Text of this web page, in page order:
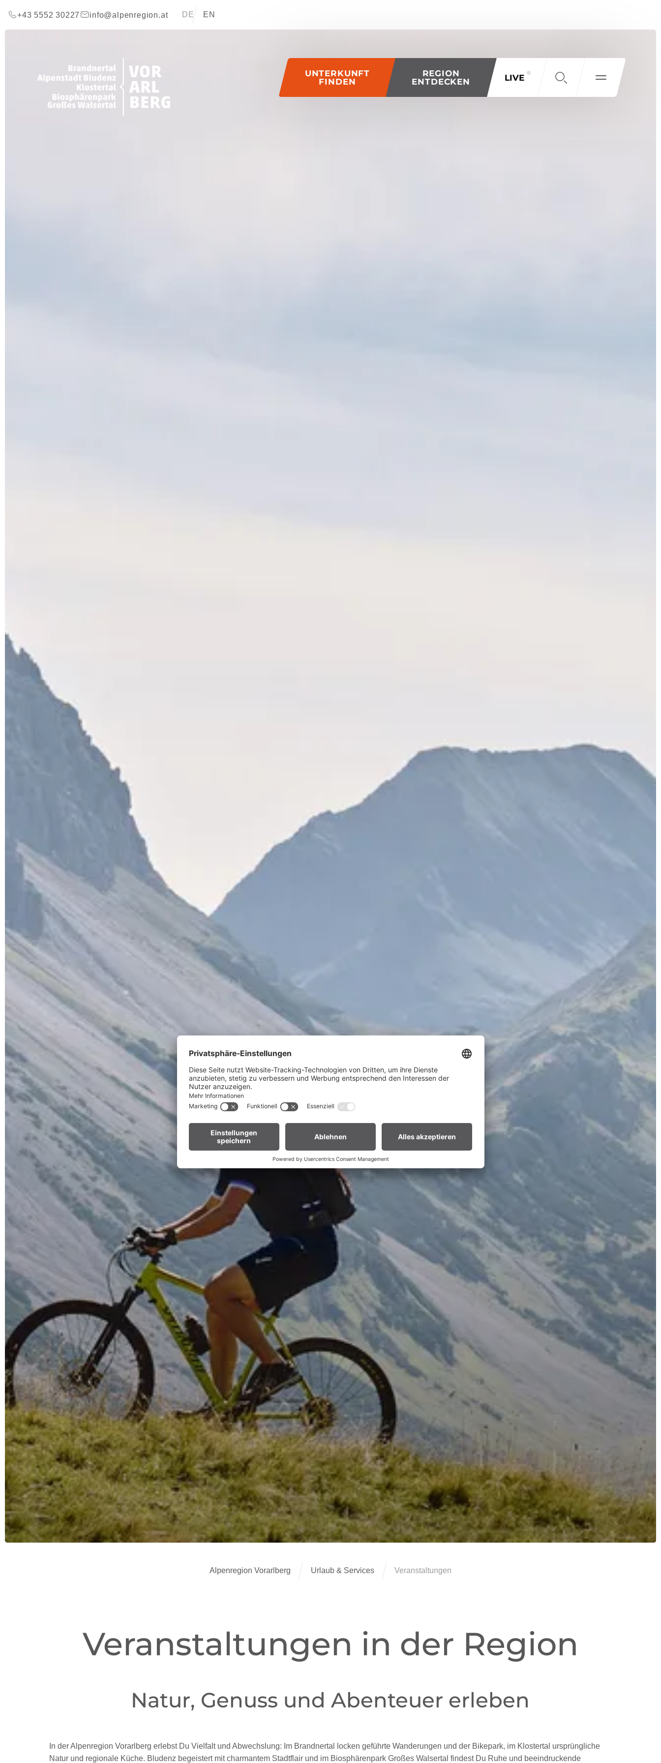
+43 5552 30227
info@alpenregion.at DE EN
UNTERKUNFT
FINDEN
REGION
ENTDECKEN
LIVE
Alpenregion Vorarlberg Urlaub & Services Veranstaltungen
Veranstaltungen in der Region
Natur, Genuss und Abenteuer erleben
In der Alpenregion Vorarlberg erlebst Du Vielfalt und Abwechslung: Im Brandnertal locken geführte Wanderungen und der Bikepark, im Klostertal ursprüngliche
Natur und regionale Küche. Bludenz begeistert mit charmantem Stadtflair und im Biosphärenpark Großes Walsertal findest Du Ruhe und beeindruckende